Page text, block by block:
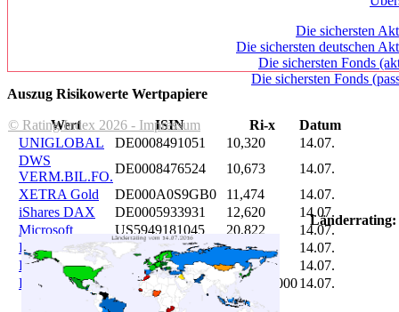
Die sichersten
Die sichersten deutschen
Die sichersten Fonds
Die sichersten Fonds
© Rating Index 2026 - Impressum
Auszug Risikowerte Wertpapiere
Wert ISIN Ri-x
Datum
UNIGLOBAL
DE0008491051 10,320
14.07.
DWS
VERM.BIL.FO.
DE0008476524 10,673
14.07.
XETRA Gold
DE000A0S9GB0 11,474
14.07.
iShares DAX
DE0005933931 12,620
14.07.
Microsoft
US5949181045 20,822
14.07.
DAIMLER
DE0007100000 46,047
14.07.
Brent Oil
DE000A0KRKM571,382
14.07.
Bitcoin
BITCOIN 185.899,00014.07.
Länderrating: